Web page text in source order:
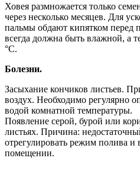
Ховея размножается только
через несколько месяцев. Для
пальмы обдают кипятком перед
всегда должна быть влажной, а
°С.
Болезни.
Засыхание кончиков листьев.
воздух. Необходимо регулярно
водой комнатной температуры.
Появление серой, бурой или
листьях. Причина:
отрегулировать режим полива и
помещении.